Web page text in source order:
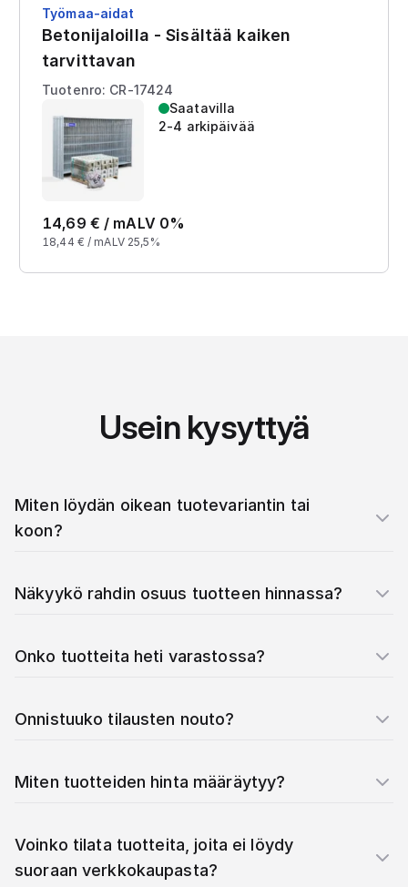
Työmaa-aidat
Betonijaloilla - Sisältää kaiken
tarvittavan
Tuotenro: CR-17424
Saatavilla
2-4 arkipäivää
14,69 € / mALV 0%
18,44 € / mALV 25,5%
Usein kysyttyä
Miten löydän oikean tuotevariantin tai
koon?
Näkyykö rahdin osuus tuotteen hinnassa?
Onko tuotteita heti varastossa?
Onnistuuko tilausten nouto?
Miten tuotteiden hinta määräytyy?
Voinko tilata tuotteita, joita ei löydy
suoraan verkkokaupasta?